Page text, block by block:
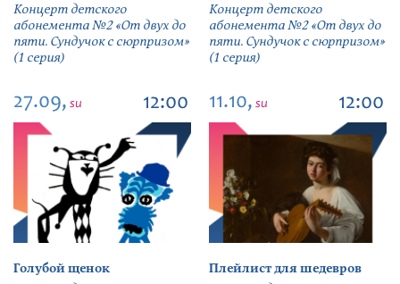
Концерт детского
абонемента №2 «От двух до
пяти. Сундучок с сюрпризом»
(1 серия)
Концерт детского
абонемента №2 «От двух до
пяти. Сундучок с сюрпризом»
(1 серия)
27.09, su 12:00
Голубой щенок
11.10, su 12:00
Плейлист для шедевров